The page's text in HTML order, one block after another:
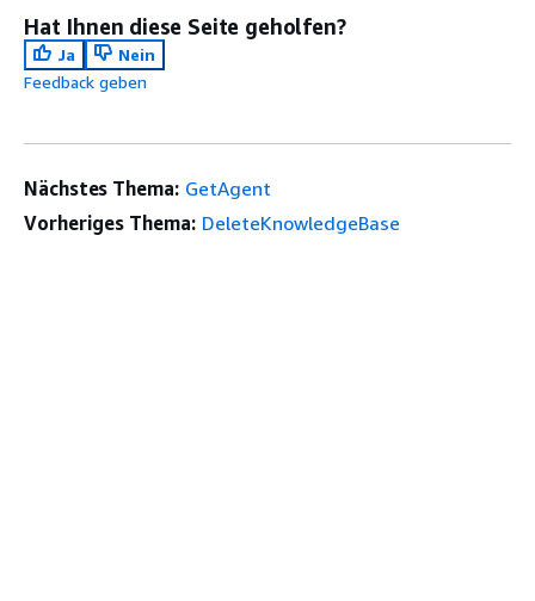
Hat Ihnen diese Seite geholfen?
Ja
Nein
Feedback geben
Nächstes Thema: GetAgent
Vorheriges Thema: DeleteKnowledgeBase